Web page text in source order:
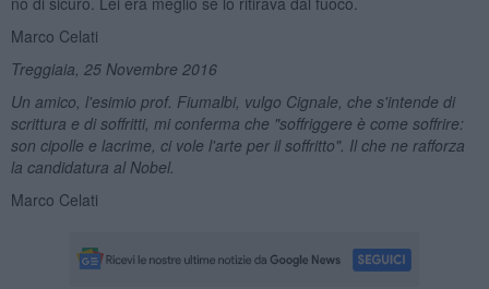
Marco Celati
Treggiaia, 25 Novembre 2016
Un amico, l'esimio prof. Fiumalbi, vulgo Cignale, che s'intende di
scrittura e di soffritti, mi conferma che "soffriggere è come soffrire:
son cipolle e lacrime, ci vole l'arte per il soffritto". Il che ne rafforza
la candidatura al Nobel.
Marco Celati